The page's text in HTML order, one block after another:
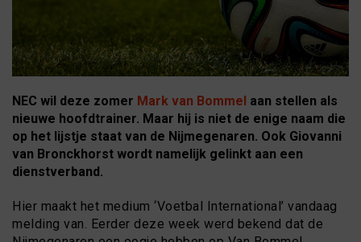
NEC wil deze zomer Mark van Bommel aan stellen als
nieuwe hoofdtrainer. Maar hij is niet de enige naam die
op het lijstje staat van de Nijmegenaren. Ook Giovanni
van Bronckhorst wordt namelijk gelinkt aan een
dienstverband.
Hier maakt het medium ‘Voetbal International’ vandaag
melding van. Eerder deze week werd bekend dat de